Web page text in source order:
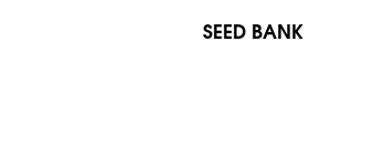
SEED BANK